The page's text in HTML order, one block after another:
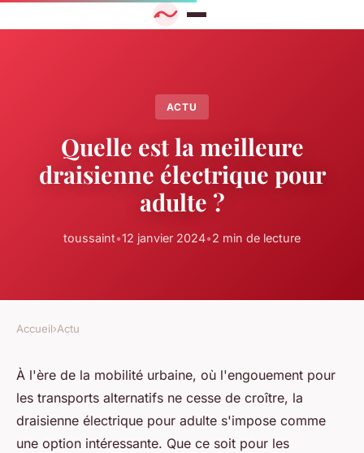
ACTU
Quelle est la meilleure
draisienne électrique pour
adulte ?
toussaint•12 janvier 2024•2 min de lecture
Accueil›Actu
À l'ère de la mobilité urbaine, où l'engouement pour
les transports alternatifs ne cesse de croître, la
draisienne électrique pour adulte s'impose comme
une option intéressante. Que ce soit pour les